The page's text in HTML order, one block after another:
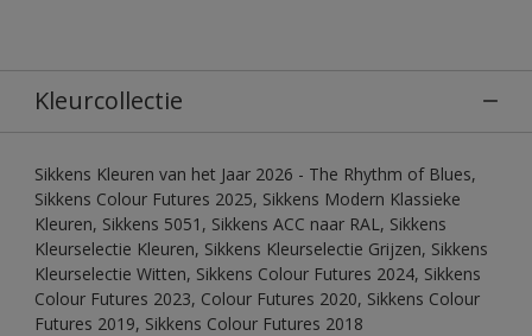
Kleurcollectie
Sikkens Kleuren van het Jaar 2026 - The Rhythm of Blues,
Sikkens Colour Futures 2025, Sikkens Modern Klassieke
Kleuren, Sikkens 5051, Sikkens ACC naar RAL, Sikkens
Kleurselectie Kleuren, Sikkens Kleurselectie Grijzen, Sikkens
Kleurselectie Witten, Sikkens Colour Futures 2024, Sikkens
Colour Futures 2023, Colour Futures 2020, Sikkens Colour
Futures 2019, Sikkens Colour Futures 2018